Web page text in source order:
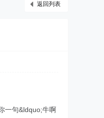
返回列表
一句&ldquo;牛啊